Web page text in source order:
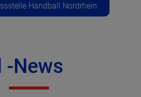
Handball Nordrhein
-News